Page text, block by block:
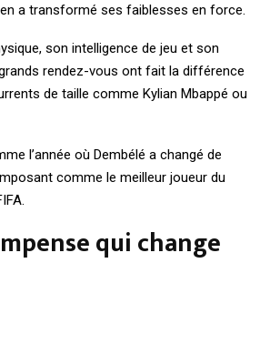
a transformé ses faiblesses en force.
son intelligence de jeu et son
rendez-vous ont fait la différence
de taille comme Kylian Mbappé ou
l’année où Dembélé a changé de
comme le meilleur joueur du
qui change